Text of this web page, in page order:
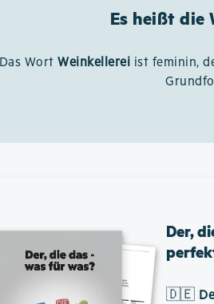
Es heißt die
Das WortWeinkellerei ist feminin,
Der,
🇩🇪